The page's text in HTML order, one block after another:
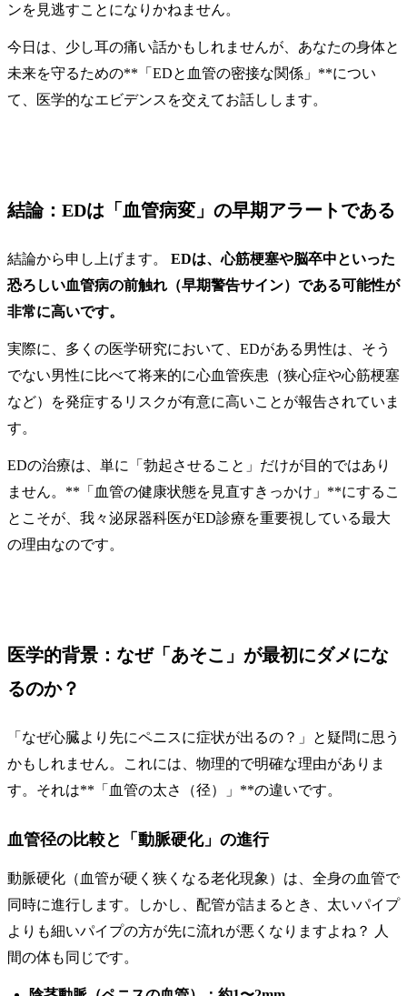
ンを見逃すことになりかねません。
今日は、少し耳の痛い話かもしれませんが、あなたの身体と
未来を守るための**「EDと血管の密接な関係」**につい
て、医学的なエビデンスを交えてお話しします。
結論：EDは「血管病変」の早期アラートである
結論から申し上げます。 EDは、心筋梗塞や脳卒中といった
恐ろしい血管病の前触れ（早期警告サイン）である可能性が
非常に高いです。
実際に、多くの医学研究において、EDがある男性は、そう
でない男性に比べて将来的に心血管疾患（狭心症や心筋梗塞
など）を発症するリスクが有意に高いことが報告されていま
す。
EDの治療は、単に「勃起させること」だけが目的ではあり
ません。**「血管の健康状態を見直すきっかけ」**にするこ
とこそが、我々泌尿器科医がED診療を重要視している最大
の理由なのです。
医学的背景：なぜ「あそこ」が最初にダメにな
るのか？
「なぜ心臓より先にペニスに症状が出るの？」と疑問に思う
かもしれません。これには、物理的で明確な理由がありま
す。それは**「血管の太さ（径）」**の違いです。
血管径の比較と「動脈硬化」の進行
動脈硬化（血管が硬く狭くなる老化現象）は、全身の血管で
同時に進行します。しかし、配管が詰まるとき、太いパイプ
よりも細いパイプの方が先に流れが悪くなりますよね？ 人
間の体も同じです。